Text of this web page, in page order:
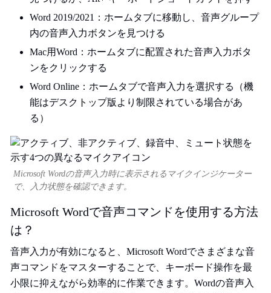
Word 2019/2021：ホームタブに移動し、音声グループ
内の音声入力ボタンを見つける
Mac用Word：ホームタブに配置された音声入力ボタ
ンをクリックする
Word Online：ホームタブで音声入力を選択する（機
能はデスクトップ版より制限されている場合があ
る）
Microsoft Wordの音声入力時に表示されるマイクインジケーター
で、入力状態を確認できます。
Microsoft Wordで音声コマンドを使用する方法
は？
音声入力が有効になると、Microsoft Wordでさまざまな音
声コマンドをマスターすることで、キーボード操作を最
小限に抑えながら効率的に作業できます。Wordの音声入